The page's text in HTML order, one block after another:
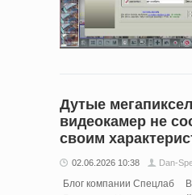
Дутые
видеокамер не
своим
02.06.2026 10:38 Dan-
Блог компании Спецлаб